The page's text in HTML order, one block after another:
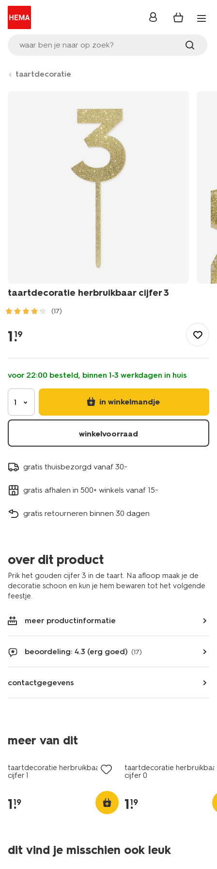
waar ben je naar op zoek?
inloggen
taartdecoratie
taartdecoratie herbruikbaar cijfer 3
(17)
drinken/gebak/taartdecoratie/taartdecoratie-
herbruikbaar-
3-
14240182.html
1.
19
voor 22:00 besteld, binnen 1-3 werkdagen in huis
1 in winkelmandje
winkelvoorraad
gratis thuisbezorgd vanaf 30.-
gratis afhalen in 500+ winkels vanaf 15.-
gratis retourneren binnen 30 dagen
over dit product
Prik het gouden cijfer 3 in de taart. Na afloop maak je de
decoratie schoon en kun je hem bewaren tot het volgende
feestje.
meer productinformatie
beoordeling: 4.3 (erg goed) (17)
contactgegevens
meer van dit
taartdecoratie herbruikbaar
cijfer 1
1.
19
taartdecoratie
cijfer 0
1.
19
dit vind je misschien ook leuk